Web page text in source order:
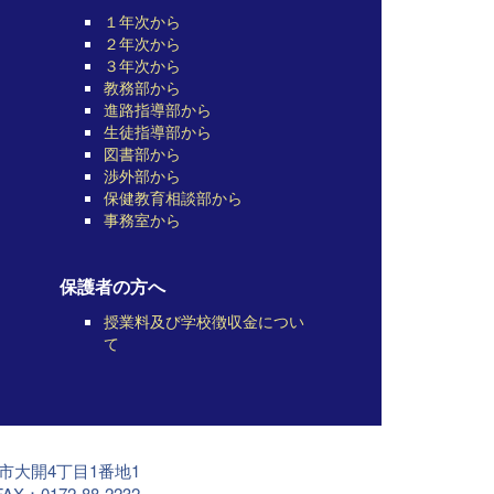
１年次から
２年次から
３年次から
教務部から
進路指導部から
生徒指導部から
図書部から
渉外部から
保健教育相談部から
事務室から
保護者の方へ
授業料及び学校徴収金につい
て
大開4丁目1番地1